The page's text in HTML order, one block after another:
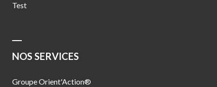
Test
NOS SERVICES
Groupe Orient'Action®